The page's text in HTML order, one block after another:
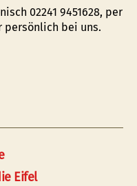
02241 9451628, per
bei uns.
Eifel